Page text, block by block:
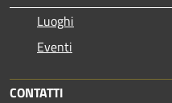
Luoghi
Eventi
CONTATTI